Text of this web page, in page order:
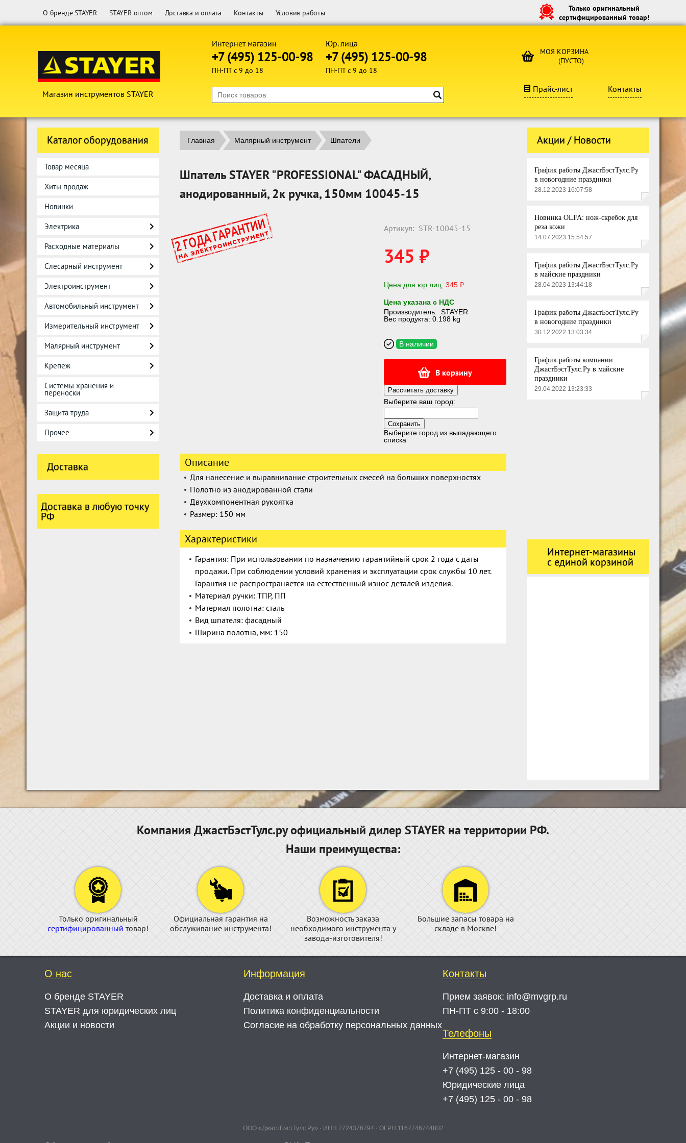
О бренде STAYER STAYER оптом Доставка и оплата Контакты Условия работы
Только оригинальный
сертифицированный товар!
Магазин инструментов STAYER
Интернет магазин
+7 (495) 125-00-98
ПН-ПТ с 9 до 18
Юр. лица
+7 (495) 125-00-98
ПН-ПТ с 9 до 18
МОЯ КОРЗИНА
(ПУСТО)
Прайс-лист Контакты
Каталог оборудования
Товар месяца
Хиты продаж
Новинки
Электрика
Расходные материалы
Слесарный инструмент
Электроинструмент
Автомобильный инструмент
Измерительный инструмент
Малярный инструмент
Крепеж
Системы хранения и
переноски
Защита труда
Прочее
Доставка
Доставка в любую точку
РФ
Главная Малярный инструмент Шпатели
Шпатель STAYER "PROFESSIONAL" ФАСАДНЫЙ,
анодированный, 2к ручка, 150мм 10045-15
Артикул: STR-10045-15
345 ₽
Цена для юр.лиц: 345 ₽
Цена указана с НДС
Производитель: STAYER
Вес продукта: 0.198 kg
В наличии
В корзину
Рассчитать доставку
Выберите ваш город:
Выберите город из выпадающего
списка
Описание
Для нанесение и выравнивание строительных смесей на больших поверхностях
Полотно из анодированной стали
Двухкомпонентная рукоятка
Размер: 150 мм
Характеристики
Гарантия: При использовании по назначению гарантийный срок 2 года с даты
продажи. При соблюдении условий хранения и эксплуатации срок службы 10 лет.
Гарантия не распространяется на естественный износ деталей изделия.
Материал ручки: ТПР, ПП
Материал полотна: сталь
Вид шпателя: фасадный
Ширина полотна, мм: 150
Акции / Новости
График работы ДжастБэстТулс.Ру
в новогодние праздники
28.12.2023 16:07:58
Новинка OLFA: нож-скребок для
реза кожи
14.07.2023 15:54:57
График работы ДжастБэстТулс.Ру
в майские праздники
28.04.2023 13:44:18
График работы ДжастБэстТулс.Ру
в новогодние праздники
30.12.2022 13:03:34
График работы компании
ДжастБэстТулс.Ру в майские
праздники
29.04.2022 13:23:33
Интернет-магазины
с единой корзиной
Компания ДжастБэстТулс.ру официальный дилер STAYER на территории РФ.
Наши преимущества:
Только оригинальный
сертифицированный товар!
Официальная гарантия на
обслуживание инструмента!
Возможность заказа
необходимого инструмента у
завода-изготовителя!
Большие запасы товара на
складе в Москве!
О нас
О бренде STAYER
STAYER для юридических лиц
Акции и новости
Информация
Доставка и оплата
Политика конфиденциальности
Согласие на обработку персональных данных
Контакты
Прием заявок: info@mvgrp.ru
ПН-ПТ с 9:00 - 18:00
Телефоны
Интернет-магазин
+7 (495) 125 - 00 - 98
Юридические лица
+7 (495) 125 - 00 - 98
ООО «ДжастБэстТулс.Ру» · ИНН 7724376794 · ОГРН 1167746744802